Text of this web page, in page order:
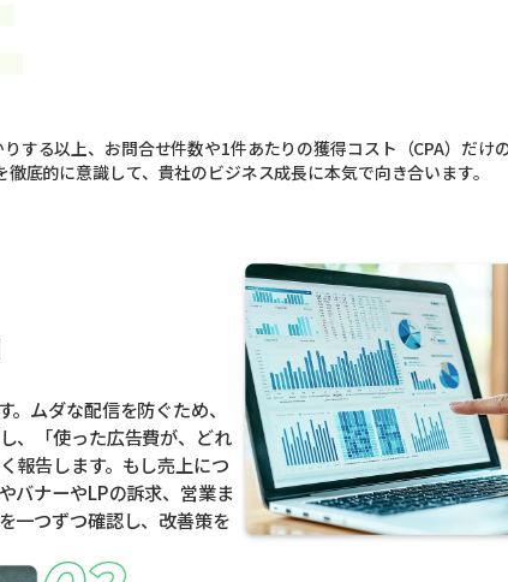
する以上、お問合せ件数や1件あたりの獲得コスト（CPA）だけ
底的に意識して、貴社のビジネス成長に本気で向き合います。
ムダな配信を防ぐため、
、「使った広告費が、どれ
報告します。もし売上につ
バナーやLPの訴求、営業ま
一つずつ確認し、改善策を